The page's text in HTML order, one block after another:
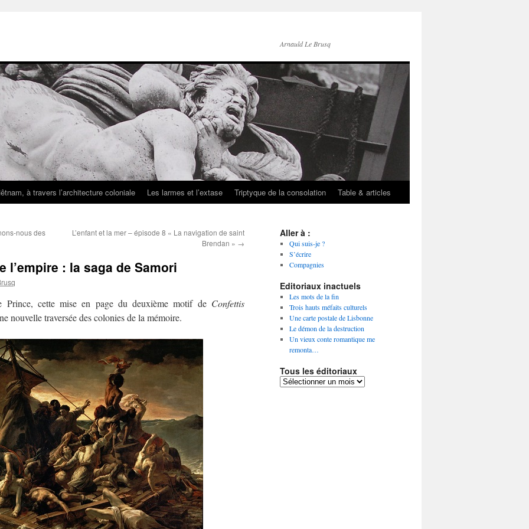
Arnauld Le Brusq
à travers l’architecture coloniale Les larmes et l’extase Triptyque de la consolation Table & articles
nous des
L’enfant et la mer – épisode 8 « La navigation de saint
Brendan » →
l’empire : la saga de Samori
cette mise en page du deuxième motif de Confettis
nouvelle traversée des colonies de la mémoire.
Aller à :
Qui suis-je ?
S’écrire
Compagnies
Editoriaux inactuels
Les mots de la fin
Trois hauts méfaits culturels
Une carte postale de Lisbonne
Le démon de la destruction
Un vieux conte romantique me
remonta…
Tous les éditoriaux
Tous